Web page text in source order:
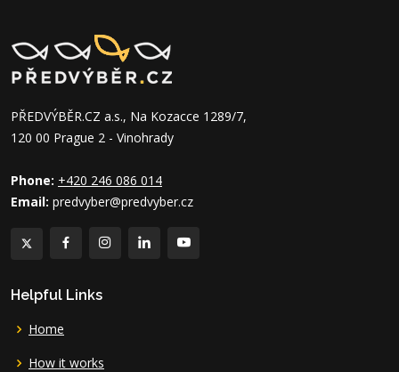
PŘEDVÝBĚR.CZ a.s., Na Kozacce 1289/7,
120 00 Prague 2 - Vinohrady
Phone: +420 246 086 014
Email: predvyber@predvyber.cz
Helpful Links
Home
How it works